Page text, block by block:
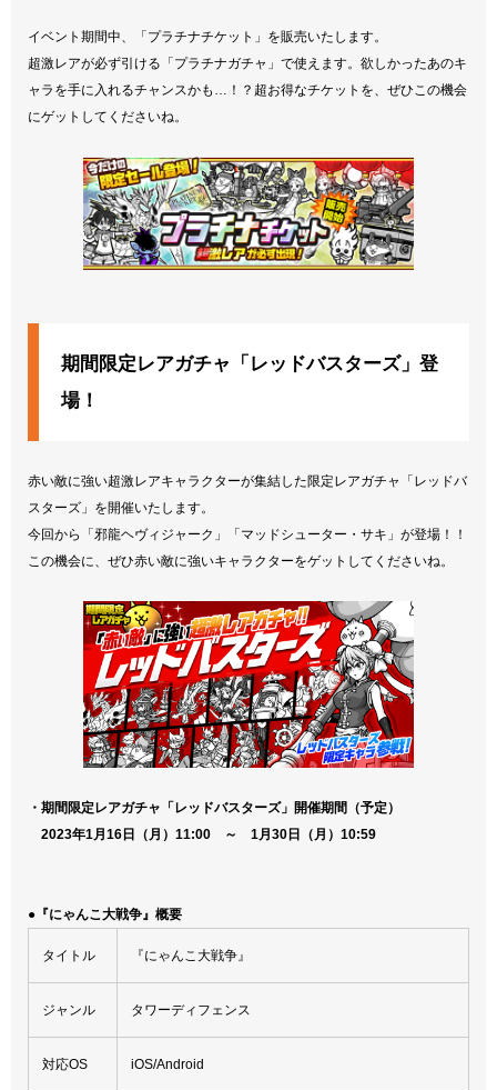
イベント期間中、「プラチナチケット」を販売いたします。
超激レアが必ず引ける「プラチナガチャ」で使えます。欲しかったあのキ
ャラを手に入れるチャンスかも…！？超お得なチケットを、ぜひこの機会
にゲットしてくださいね。
期間限定レアガチャ「レッドバスターズ」登
場！
赤い敵に強い超激レアキャラクターが集結した限定レアガチャ「レッドバ
スターズ」を開催いたします。
今回から「邪龍ヘヴィジャーク」「マッドシューター・サキ」が登場！！
この機会に、ぜひ赤い敵に強いキャラクターをゲットしてくださいね。
・期間限定レアガチャ「レッドバスターズ」開催期間（予定）
2023年1月16日（月）11:00 ～ 1月30日（月）10:59
●『にゃんこ大戦争』概要
タイトル 『にゃんこ大戦争』
ジャンル タワーディフェンス
対応OS iOS/Android